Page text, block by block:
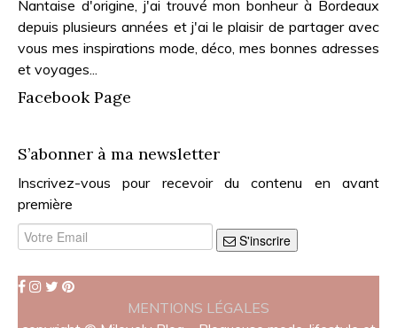
Nantaise d'origine, j'ai trouvé mon bonheur à Bordeaux
depuis plusieurs années et j'ai le plaisir de partager avec
vous mes inspirations mode, déco, mes bonnes adresses
et voyages...
Facebook Page
S’abonner à ma newsletter
Inscrivez-vous pour recevoir du contenu en avant
première
S'inscrire
MENTIONS LÉGALES